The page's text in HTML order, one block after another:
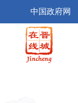
中国政府网